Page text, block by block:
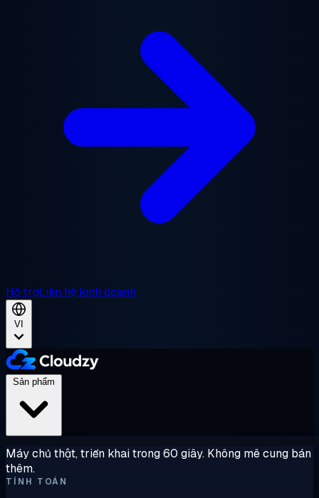
Hỗ trợLiên hệ kinh doanh
VI
Máy chủ thật, triển khai trong 60 giây. Không mê cung bán
thêm.
TÍNH TOÁN